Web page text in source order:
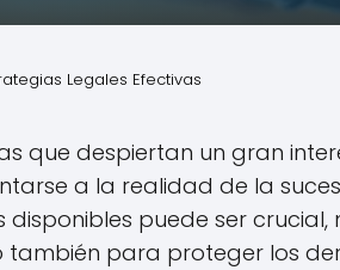
Legales Efectivas
que despiertan un gran
a la realidad de la
puede ser
para proteger los